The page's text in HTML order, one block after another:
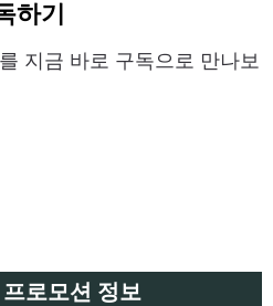
하기
지금 바로 구독으로 만나보
로모션 정보